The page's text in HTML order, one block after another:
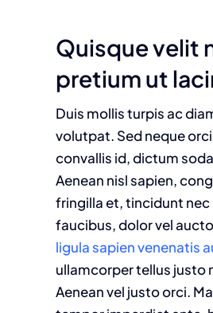
Quisque velit
pretium ut
Duis mollis turpis ac
volutpat. Sed neque
convallis id, dictum
Aenean nisl sapien,
fringilla et, tincidunt nec
faucibus, dolor vel
ligula sapien venenatis
ullamcorper tellus justo
Aenean vel justo orci.